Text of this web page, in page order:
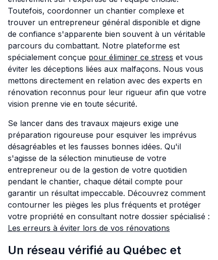
Toutefois, coordonner un chantier complexe et
trouver un entrepreneur général disponible et digne
de confiance s'apparente bien souvent à un véritable
parcours du combattant. Notre plateforme est
spécialement conçue pour éliminer ce stress et vous
éviter les déceptions liées aux malfaçons. Nous vous
mettons directement en relation avec des experts en
rénovation reconnus pour leur rigueur afin que votre
vision prenne vie en toute sécurité.
Se lancer dans des travaux majeurs exige une
préparation rigoureuse pour esquiver les imprévus
désagréables et les fausses bonnes idées. Qu'il
s'agisse de la sélection minutieuse de votre
entrepreneur ou de la gestion de votre quotidien
pendant le chantier, chaque détail compte pour
garantir un résultat impeccable. Découvrez comment
contourner les pièges les plus fréquents et protéger
votre propriété en consultant notre dossier spécialisé :
Les erreurs à éviter lors de vos rénovations
Un réseau vérifié au Québec et